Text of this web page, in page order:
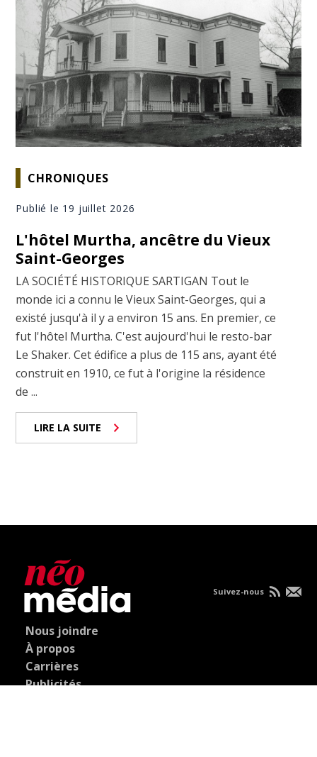
CHRONIQUES
Publié le 19 juillet 2026
L'hôtel Murtha, ancêtre du Vieux
Saint-Georges
LA SOCIÉTÉ HISTORIQUE SARTIGAN Tout le
monde ici a connu le Vieux Saint-Georges, qui a
existé jusqu'à il y a environ 15 ans. En premier, ce
fut l'hôtel Murtha. C'est aujourd'hui le resto-bar
Le Shaker. Cet édifice a plus de 115 ans, ayant été
construit en 1910, ce fut à l'origine la résidence
de ...
LIRE LA SUITE
Nous joindre
À propos
Carrières
Publicités
Suivez-nous